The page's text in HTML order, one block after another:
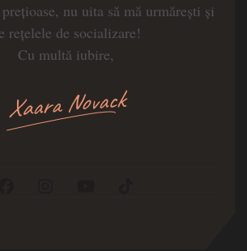
nu uita să mă urmărești și
rețelele de socializare!
Cu multă iubire,
Xaara Novack